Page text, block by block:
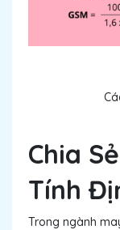
Chia
Tính
Trong ngành